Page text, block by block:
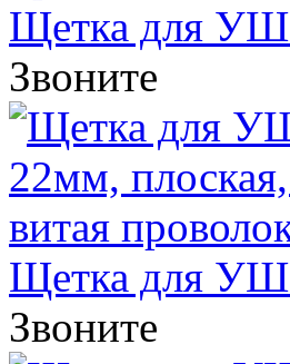
Щетка для
Звоните
Щетка для
Звоните